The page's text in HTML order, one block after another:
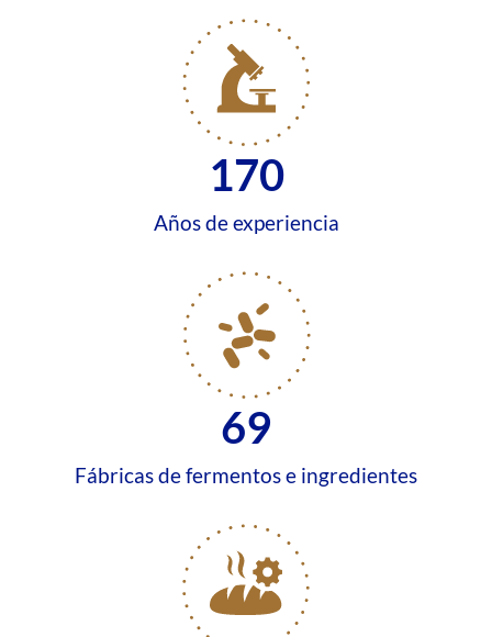
Años de experiencia
170
Fábricas de fermentos e ingredientes
70